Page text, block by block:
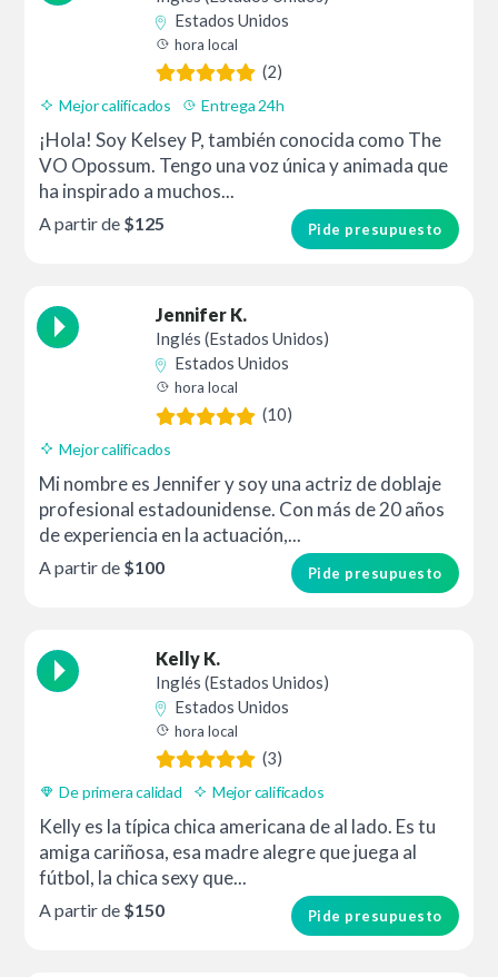
Estados Unidos
hora local
(2)
Mejor calificados Entrega 24h
¡Hola! Soy Kelsey P, también conocida como The
VO Opossum. Tengo una voz única y animada que
ha inspirado a muchos...
Pide presupuesto
A partir de $125
Jennifer K.
Inglés (Estados Unidos)
Estados Unidos
hora local
(10)
Mejor calificados
Mi nombre es Jennifer y soy una actriz de doblaje
profesional estadounidense. Con más de 20 años
de experiencia en la actuación,...
Pide presupuesto
A partir de $100
Kelly K.
Inglés (Estados Unidos)
Estados Unidos
hora local
(3)
De primera calidad Mejor calificados
Kelly es la típica chica americana de al lado. Es tu
amiga cariñosa, esa madre alegre que juega al
fútbol, la chica sexy que...
Pide presupuesto
A partir de $150